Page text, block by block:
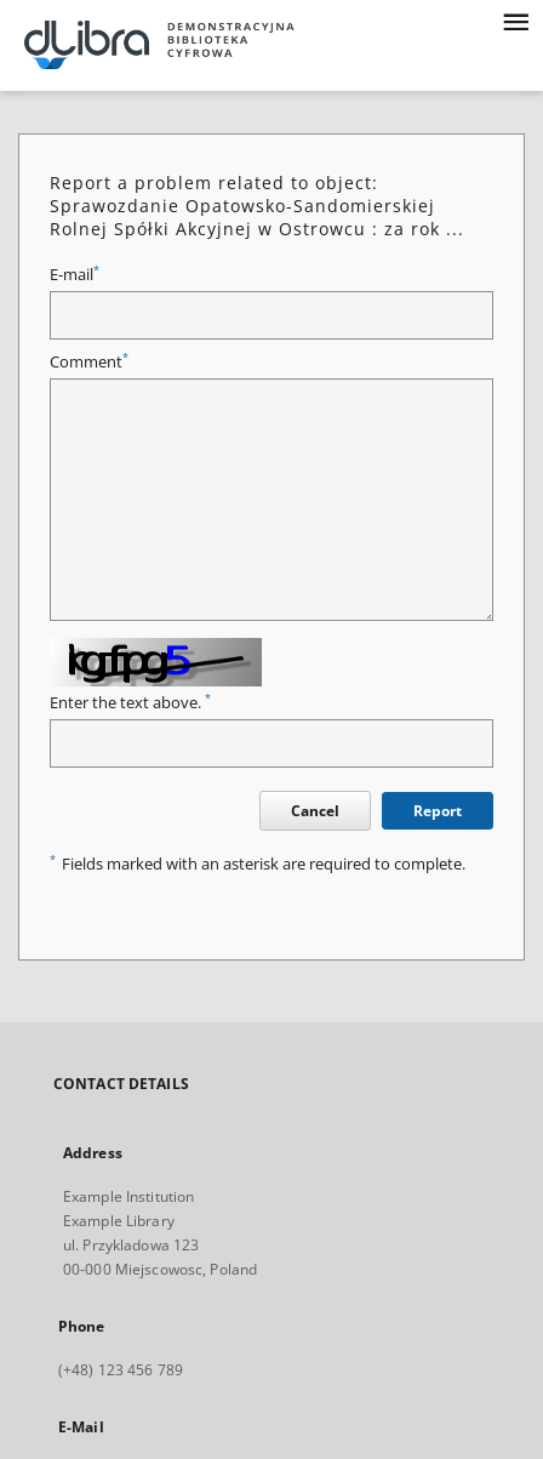
Report a problem related to object:
Sprawozdanie Opatowsko-Sandomierskiej
Rolnej Spółki Akcyjnej w Ostrowcu : za rok ...
E-mail*
Comment*
Enter the text above. *
Cancel Report
* Fields marked with an asterisk are required to complete.
CONTACT DETAILS
Address
Example Institution
Example Library
ul. Przykladowa 123
00-000 Miejscowosc, Poland
Phone
(+48) 123 456 789
E-Mail